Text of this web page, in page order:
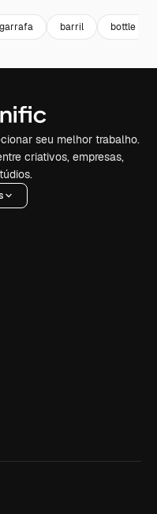
garrafa barril bottle
seu melhor trabalho.
criativos, empresas,